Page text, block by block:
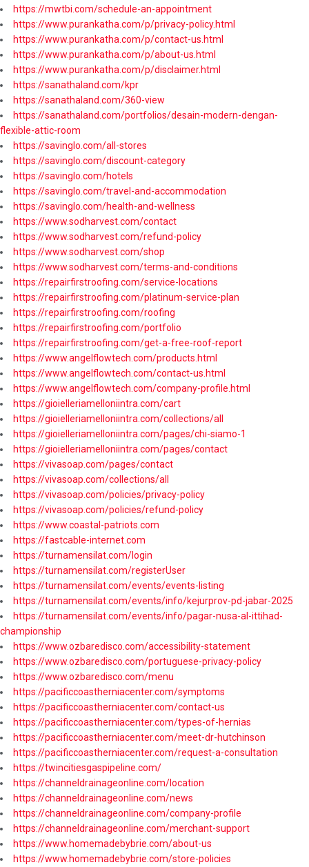
https://mwtbi.com/schedule-an-appointment
https://www.purankatha.com/p/privacy-policy.html
https://www.purankatha.com/p/contact-us.html
https://www.purankatha.com/p/about-us.html
https://www.purankatha.com/p/disclaimer.html
https://sanathaland.com/kpr
https://sanathaland.com/360-view
https://sanathaland.com/portfolios/desain-modern-dengan-
flexible-attic-room
https://savinglo.com/all-stores
https://savinglo.com/discount-category
https://savinglo.com/hotels
https://savinglo.com/travel-and-accommodation
https://savinglo.com/health-and-wellness
https://www.sodharvest.com/contact
https://www.sodharvest.com/refund-policy
https://www.sodharvest.com/shop
https://www.sodharvest.com/terms-and-conditions
https://repairfirstroofing.com/service-locations
https://repairfirstroofing.com/platinum-service-plan
https://repairfirstroofing.com/roofing
https://repairfirstroofing.com/portfolio
https://repairfirstroofing.com/get-a-free-roof-report
https://www.angelflowtech.com/products.html
https://www.angelflowtech.com/contact-us.html
https://www.angelflowtech.com/company-profile.html
https://gioielleriamelloniintra.com/cart
https://gioielleriamelloniintra.com/collections/all
https://gioielleriamelloniintra.com/pages/chi-siamo-1
https://gioielleriamelloniintra.com/pages/contact
https://vivasoap.com/pages/contact
https://vivasoap.com/collections/all
https://vivasoap.com/policies/privacy-policy
https://vivasoap.com/policies/refund-policy
https://www.coastal-patriots.com
https://fastcable-internet.com
https://turnamensilat.com/login
https://turnamensilat.com/registerUser
https://turnamensilat.com/events/events-listing
https://turnamensilat.com/events/info/kejurprov-pd-jabar-2025
https://turnamensilat.com/events/info/pagar-nusa-al-ittihad-
championship
https://www.ozbaredisco.com/accessibility-statement
https://www.ozbaredisco.com/portuguese-privacy-policy
https://www.ozbaredisco.com/menu
https://pacificcoastherniacenter.com/symptoms
https://pacificcoastherniacenter.com/contact-us
https://pacificcoastherniacenter.com/types-of-hernias
https://pacificcoastherniacenter.com/meet-dr-hutchinson
https://pacificcoastherniacenter.com/request-a-consultation
https://twincitiesgaspipeline.com/
https://channeldrainageonline.com/location
https://channeldrainageonline.com/news
https://channeldrainageonline.com/company-profile
https://channeldrainageonline.com/merchant-support
https://www.homemadebybrie.com/about-us
https://www.homemadebybrie.com/store-policies